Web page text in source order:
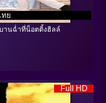
ทย
านฉ่ำที่น็อตติ้งฮิลล์
Full HD